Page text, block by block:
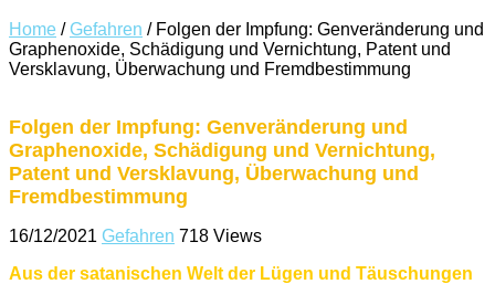
Home / Gefahren / Folgen der Impfung: Genveränderung und
Graphenoxide, Schädigung und Vernichtung, Patent und
Versklavung, Überwachung und Fremdbestimmung
Folgen der Impfung: Genveränderung und
Graphenoxide, Schädigung und Vernichtung,
Patent und Versklavung, Überwachung und
Fremdbestimmung
16/12/2021 Gefahren 718 Views
Aus der satanischen Welt der Lügen und Täuschungen